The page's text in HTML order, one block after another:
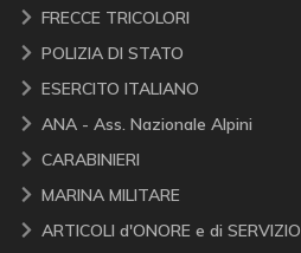
FRECCE TRICOLORI
POLIZIA DI STATO
ESERCITO ITALIANO
ANA - Ass. Nazionale Alpini
CARABINIERI
MARINA MILITARE
ARTICOLI d'ONORE e di SERVIZIO